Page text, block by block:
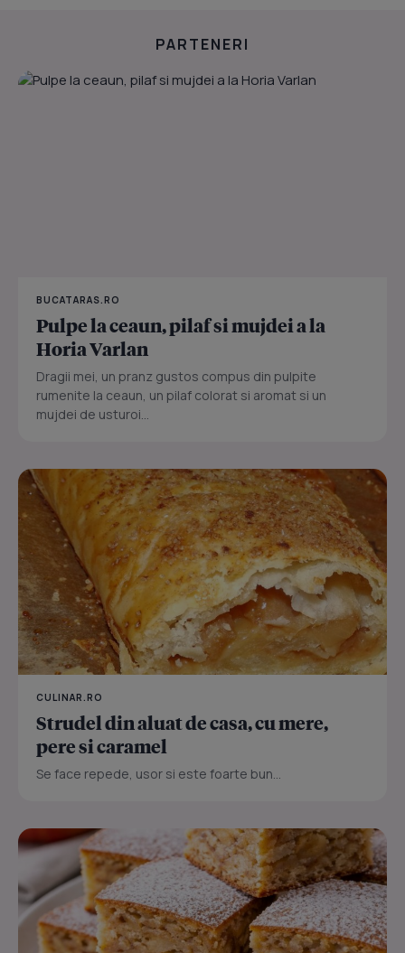
PARTENERI
BUCATARAS.RO
Pulpe la ceaun, pilaf si mujdei a la
Horia Varlan
Dragii mei, un pranz gustos compus din pulpite
rumenite la ceaun, un pilaf colorat si aromat si un
mujdei de usturoi...
CULINAR.RO
Strudel din aluat de casa, cu mere,
pere si caramel
Se face repede, usor si este foarte bun...